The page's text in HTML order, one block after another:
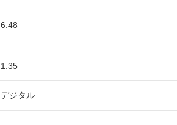
6.48
1.35
デジタル